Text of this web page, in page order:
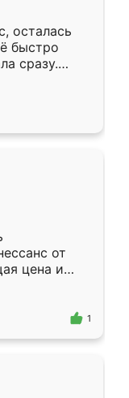
здесь.
осталась
быстро
сразу.
к
Собрали
даже
от
цена и
Приехавший
1